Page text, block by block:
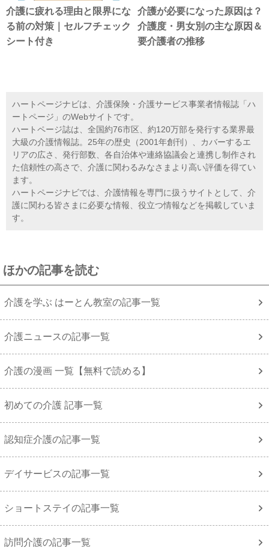
介護に疲れる理由と限界にな
る前の対策｜セルフチェック
シート付き
介護が必要になった原因は？
介護度・男女別の主な原因＆
要介護者の推移
ハートページナビは、介護保険・介護サービス事業者情報誌「ハ
ートページ」のWebサイトです。
ハートページ誌は、全国約76市区、約120万部を発行する業界最
大級の介護情報誌。25年の歴史（2001年創刊）、カバーするエ
リアの広さ、発行部数、各自治体や連絡協議会と連携し制作され
た信頼性の高さで、介護に関わるみなさまより高い評価を得てい
ます。
ハートページナビでは、介護情報を専門に扱うサイトとして、介
護に関わる皆さまに必要な情報、役立つ情報などを掲載していま
す。
ほかの記事を読む
介護を学ぶ はーとん教室の記事一覧
介護ニュースの記事一覧
介護の漫画 一覧【無料で読める】
初めての介護 記事一覧
認知症介護の記事一覧
デイサービスの記事一覧
ショートステイの記事一覧
訪問介護の記事一覧